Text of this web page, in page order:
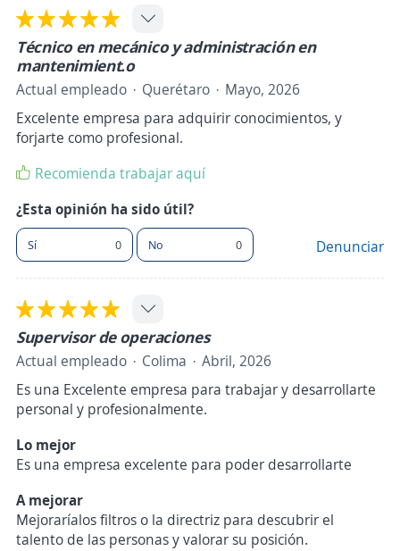
Técnico en mecánico y administración en
mantenimient.o
Actual empleado Querétaro
Mayo, 2026
Excelente empresa para adquirir conocimientos, y
forjarte como profesional.
Recomienda trabajar aquí
¿Esta opinión ha sido útil?
Sí 0 No 0 Denunciar
Supervisor de operaciones
Actual empleado Colima
Abril, 2026
Es una Excelente empresa para trabajar y desarrollarte
personal y profesionalmente.
Lo mejor
Es una empresa excelente para poder desarrollarte
A mejorar
Mejoraríalos filtros o la directriz para descubrir el
talento de las personas y valorar su posición.